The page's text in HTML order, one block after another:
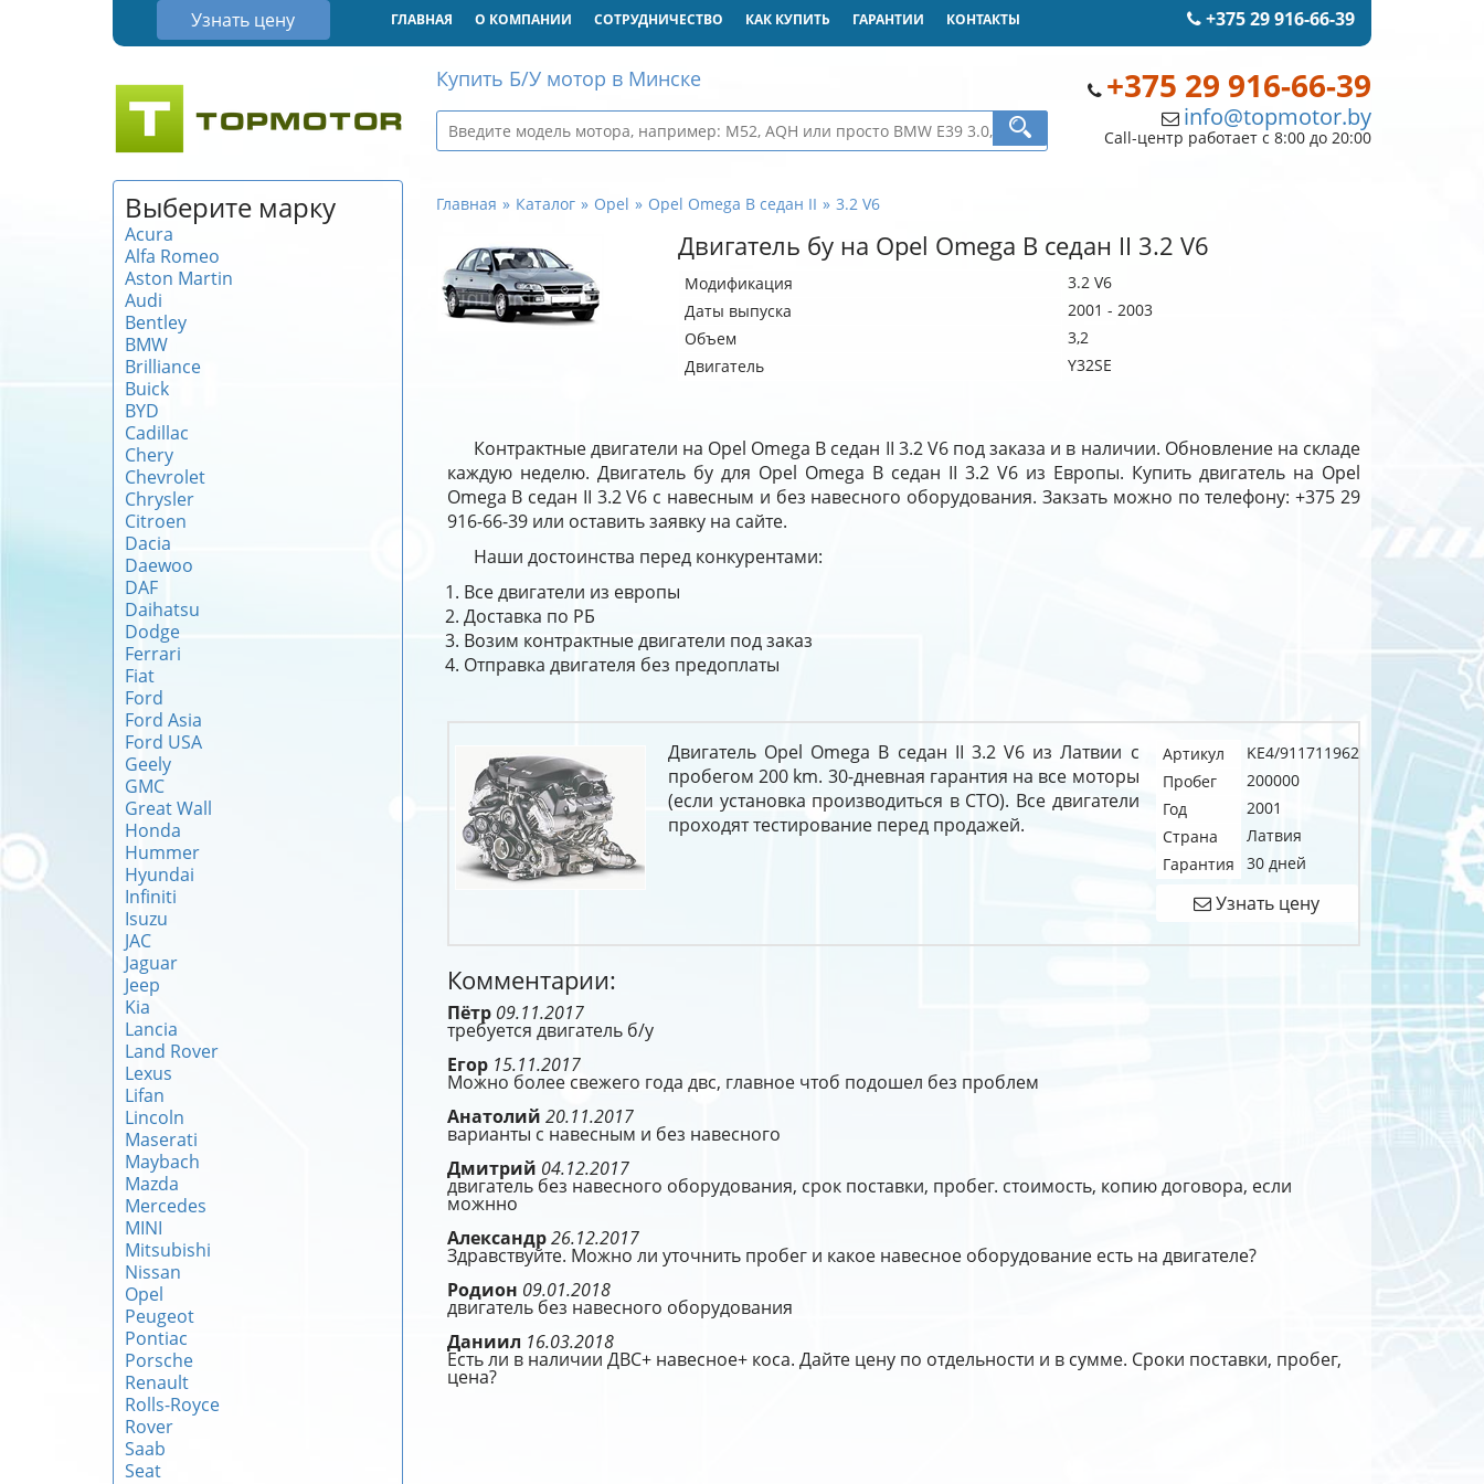
Узнать цену +375 29 916-66-39
ГЛАВНАЯ О КОМПАНИИ СОТРУДНИЧЕСТВО КАК КУПИТЬ ГАРАНТИИ КОНТАКТЫ
+375 29 916-66-39
info@topmotor.by
Call-центр работает с 8:00 до 20:00
Купить Б/У мотор в Минске
Выберите марку
Acura
Alfa Romeo
Aston Martin
Audi
Bentley
BMW
Brilliance
Buick
BYD
Cadillac
Chery
Chevrolet
Chrysler
Citroen
Dacia
Daewoo
DAF
Daihatsu
Dodge
Ferrari
Fiat
Ford
Ford Asia
Ford USA
Geely
GMC
Great Wall
Honda
Hummer
Hyundai
Infiniti
Isuzu
JAC
Jaguar
Jeep
Kia
Lancia
Land Rover
Lexus
Lifan
Lincoln
Maserati
Maybach
Mazda
Mercedes
MINI
Mitsubishi
Nissan
Opel
Peugeot
Pontiac
Porsche
Renault
Rolls-Royce
Rover
Saab
Seat
Главная Каталог Opel Opel Omega B седан II 3.2 V6
Двигатель бу на Opel Omega B седан II 3.2 V6
Модификация
3.2 V6
Даты выпуска
2001 - 2003
Объем
3,2
Двигатель
Y32SE
Контрактные двигатели на Opel Omega B седан II 3.2 V6 под заказа и в наличии. Обновление на складе
каждую неделю. Двигатель бу для Opel Omega B седан II 3.2 V6 из Европы. Купить двигатель на Opel
Omega B седан II 3.2 V6 с навесным и без навесного оборудования. Закзать можно по телефону: +375 29
916-66-39 или оставить заявку на сайте.
Наши достоинства перед конкурентами:
Все двигатели из европы
Доставка по РБ
Возим контрактные двигатели под заказ
Отправка двигателя без предоплаты
Двигатель Opel Omega B седан II 3.2 V6 из Латвии с
пробегом 200 km. 30-дневная гарантия на все моторы
(если установка производиться в СТО). Все двигатели
проходят тестирование перед продажей.
Артикул
KE4/911711962
Пробег
200000
Год
2001
Страна
Латвия
Гарантия
30 дней
Узнать цену
Комментарии:
Пётр 09.11.2017
требуется двигатель б/у
Егор 15.11.2017
Можно более свежего года двс, главное чтоб подошел без проблем
Анатолий 20.11.2017
варианты с навесным и без навесного
Дмитрий 04.12.2017
двигатель без навесного оборудования, срок поставки, пробег. стоимость, копию договора, если
можнно
Александр26.12.2017
Здравствуйте. Можно ли уточнить пробег и какое навесное оборудование есть на двигателе?
Родион 09.01.2018
двигатель без навесного оборудования
Даниил 16.03.2018
Есть ли в наличии ДВС+ навесное+ коса. Дайте цену по отдельности и в сумме. Сроки поставки, пробег,
цена?